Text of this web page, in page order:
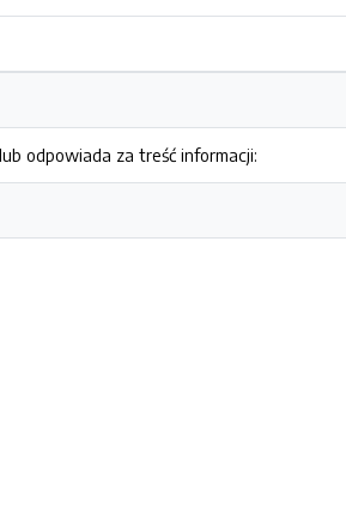
odpowiada za treść informacji: